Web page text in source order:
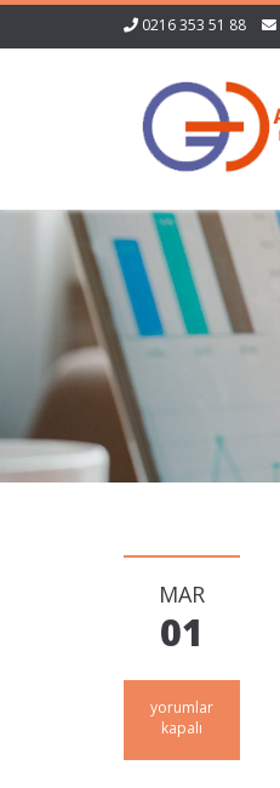
0216 353 51 88
MAR
01
Elektronik
Ticarette
yorumlar
kapalı